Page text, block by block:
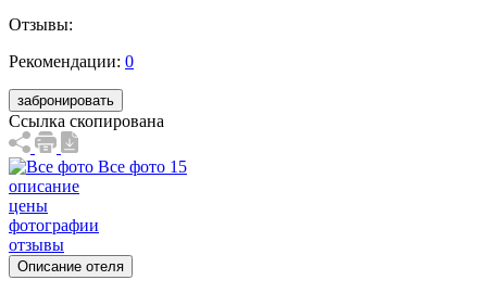
Отзывы:
Рекомендации: 0
забронировать
Ссылка скопирована
Все фото 15
описание
цены
фотографии
отзывы
Описание отеля